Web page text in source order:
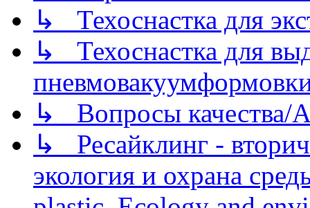
↳ Техоснастка для
↳ Техоснастка для
↳ Вопросы качества/
↳ Ресайклинг -
экология и охрана